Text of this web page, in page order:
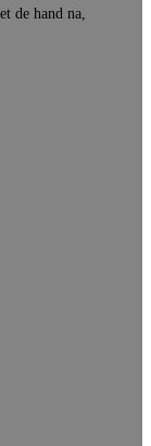
de hand na,